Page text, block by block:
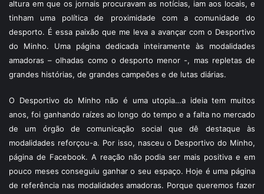
altura em que os jornais procuravam as notícias, iam aos locais, e
tinham uma política de proximidade com a comunidade do
desporto. É essa paixão que me leva a avançar com o Desportivo
do Minho. Uma página dedicada inteiramente às modalidades
amadoras – olhadas como o desporto menor -, mas repletas de
grandes histórias, de grandes campeões e de lutas diárias.
O Desportivo do Minho não é uma utopia…a ideia tem muitos
anos, foi ganhando raízes ao longo do tempo e a falta no mercado
de um órgão de comunicação social que dê destaque às
modalidades reforçou-a. Por isso, nasceu o Desportivo do Minho,
página de Facebook. A reação não podia ser mais positiva e em
pouco meses conseguiu ganhar o seu espaço. Hoje é uma página
de referência nas modalidades amadoras. Porque queremos fazer